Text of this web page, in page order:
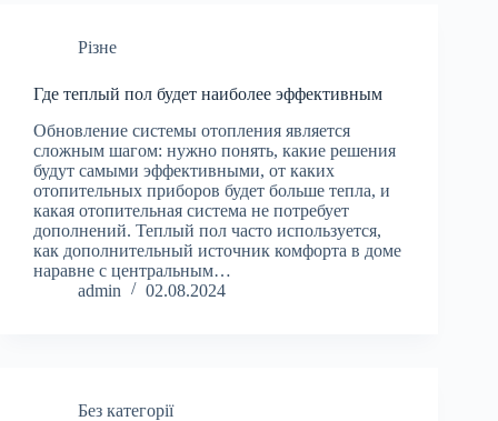
Різне
Где теплый пол будет наиболее эффективным
Обновление системы отопления является
сложным шагом: нужно понять, какие решения
будут самыми эффективными, от каких
отопительных приборов будет больше тепла, и
какая отопительная система не потребует
дополнений. Теплый пол часто используется,
как дополнительный источник комфорта в доме
наравне с центральным…
admin
02.08.2024
Без категорії